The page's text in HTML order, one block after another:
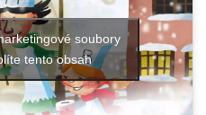
soubory
tento obsah